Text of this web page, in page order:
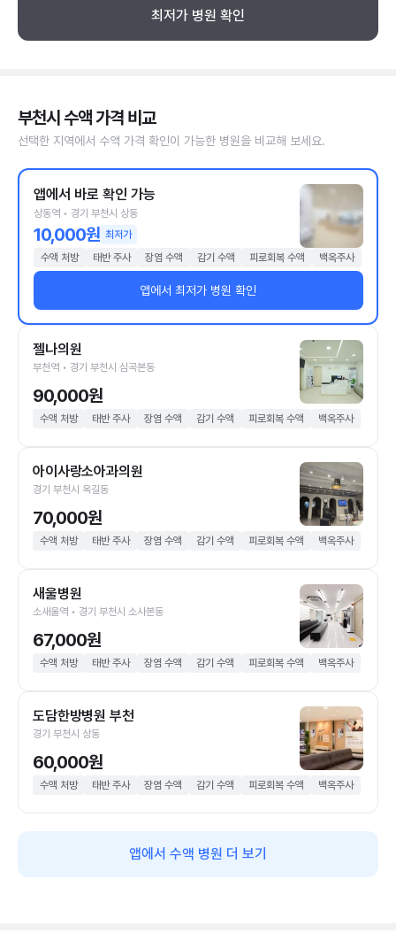
최저가 병원 확인
부천시 수액 가격 비교
선택한 지역에서 수액 가격 확인이 가능한 병원을 비교해 보세요.
앱에서 바로 확인 가능
상동역 • 경기 부천시 상동
10,000원 최저가
수액 처방
태반 주사 장염 수액 감기 수액 피로회복 수액 백옥주사
앱에서 최저가 병원 확인
젤나의원
부천역 • 경기 부천시 심곡본동
90,000원
수액 처방 태반 주사 장염 수액 감기 수액 피로회복 수액 백옥주사
아이사랑소아과의원
경기 부천시 옥길동
70,000원
수액 처방 태반 주사 장염 수액 감기 수액 피로회복 수액 백옥주사
새울병원
소새울역 • 경기 부천시 소사본동
67,000원
수액 처방 태반 주사 장염 수액 감기 수액 피로회복 수액 백옥주사
도담한방병원 부천
경기 부천시 상동
60,000원
수액 처방 태반 주사 장염 수액 감기 수액 피로회복 수액 백옥주사
앱에서 수액 병원 더 보기